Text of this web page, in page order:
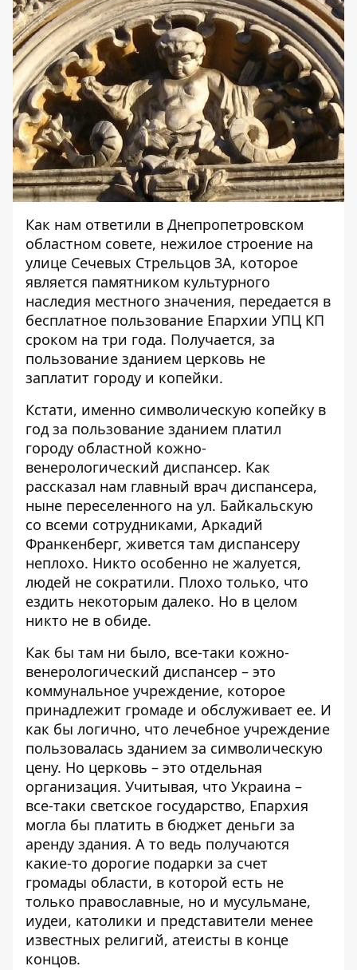
Как нам ответили в Днепропетровском
областном совете, нежилое строение на
улице Сечевых Стрельцов 3А, которое
является памятником культурного
наследия местного значения, передается в
бесплатное пользование Епархии УПЦ КП
сроком на три года. Получается, за
пользование зданием церковь не
заплатит городу и копейки.
Кстати, именно символическую копейку в
год за пользование зданием платил
городу областной кожно-
венерологический диспансер. Как
рассказал нам главный врач диспансера,
ныне переселенного на ул. Байкальскую
со всеми сотрудниками, Аркадий
Франкенберг, живется там диспансеру
неплохо. Никто особенно не жалуется,
людей не сократили. Плохо только, что
ездить некоторым далеко. Но в целом
никто не в обиде.
Как бы там ни было, все-таки кожно-
венерологический диспансер – это
коммунальное учреждение, которое
принадлежит громаде и обслуживает ее. И
как бы логично, что лечебное учреждение
пользовалась зданием за символическую
цену. Но церковь – это отдельная
организация. Учитывая, что Украина –
все-таки светское государство, Епархия
могла бы платить в бюджет деньги за
аренду здания. А то ведь получаются
какие-то дорогие подарки за счет
громады области, в которой есть не
только православные, но и мусульмане,
иудеи, католики и представители менее
известных религий, атеисты в конце
концов.